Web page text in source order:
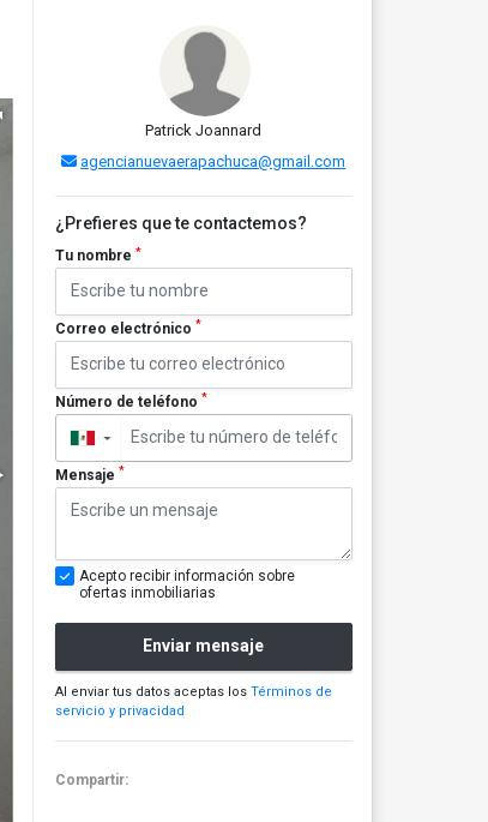
Patrick Joannard
agencianuevaerapachuca@gmail.com
¿Prefieres que te contactemos?
Tu nombre *
Correo electrónico *
Número de teléfono *
▼
Mensaje *
Acepto recibir información sobre
ofertas inmobiliarias
Enviar mensaje
Al enviar tus datos aceptas los Términos de
servicio y privacidad
Compartir: